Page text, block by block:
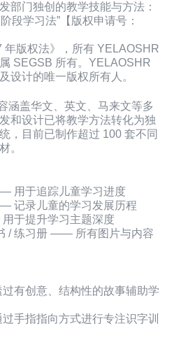
部门独创的教学技能与方法：
段学习法”【版权申请号：
年版权法》，所有 YELAOSHR
SEGSB 所有。YELAOSHR
设计的唯一版权所有人。
涵盖华文、英文、马来文等多
和设计已将教学方法转化为独
，目前已制作超过 100 套不同
。
用于追踪儿童学习进度
记录儿童的学习发展历程
于提升学习主题深度
/ 练习册 —— 所有图片与内容
有创意、结构性的故事辅助学
手指指向方式进行专注识字训